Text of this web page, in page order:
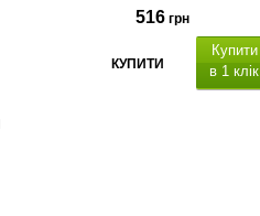
516 грн
КУПИТИ
Купити
в 1 клік